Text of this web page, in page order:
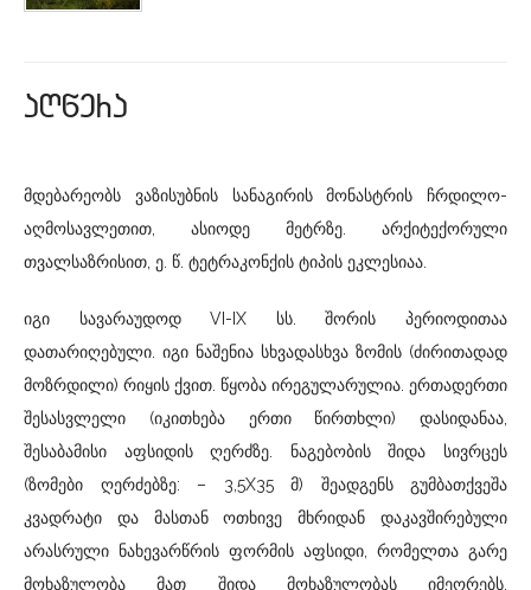
aRwera
მდებარეობს ვაზისუბნის სანაგირის მონასტრის ჩრდილო-
აღმოსავლეთით, ასიოდე მეტრზე. არქიტექორული
თვალსაზრისით, ე. წ. ტეტრაკონქის ტიპის ეკლესიაა.
იგი სავარაუდოდ VI-IX სს. შორის პერიოდითაა
დათარიღებული. იგი ნაშენია სხვადასხვა ზომის (ძირითადად
მოზრდილი) რიყის ქვით. წყობა ირეგულარულია. ერთადერთი
შესასვლელი (იკითხება ერთი წირთხლი) დასიდანაა,
შესაბამისი აფსიდის ღერძზე. ნაგებობის შიდა სივრცეს
(ზომები ღერძებზე: – 3,5X35 მ) შეადგენს გუმბათქვეშა
კვადრატი და მასთან ოთხივე მხრიდან დაკავშირებული
არასრული ნახევარწრის ფორმის აფსიდი, რომელთა გარე
მოხაზულობა მათ შიდა მოხაზულობას იმეორებს.